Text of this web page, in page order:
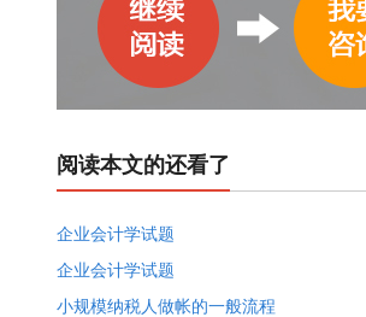
阅读本文的还看了
企业会计学试题
企业会计学试题
小规模纳税人做帐的一般流程